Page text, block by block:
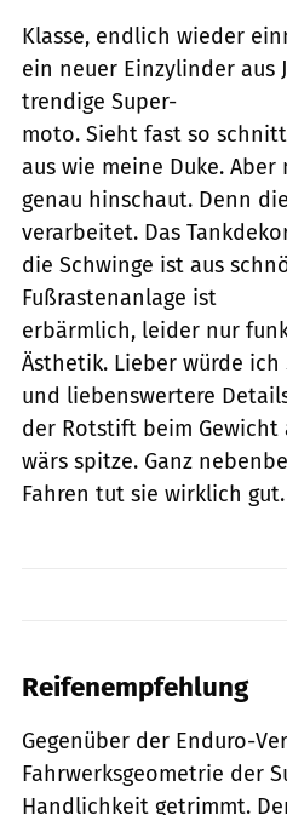
Klasse, endlich wieder
ein neuer Einzylinder aus
trendige Super-
moto. Sieht fast so
aus wie meine Duke.
genau hinschaut. Denn
verarbeitet. Das
die Schwinge ist aus
Fußrastenanlage ist
erbärmlich, leider nur
Ästhetik. Lieber würde ich
und liebenswertere
der Rotstift beim
wärs spitze. Ganz
Fahren tut sie wirklich gut.
Reifenempfehlung
Gegenüber der Enduro-
Fahrwerksgeometrie der
Handlichkeit getrimmt.